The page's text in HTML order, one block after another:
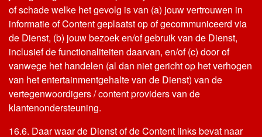
of schade welke het gevolg is van (a) jouw vertrouwen in
informatie of Content geplaatst op of gecommuniceerd via
de Dienst, (b) jouw bezoek en/of gebruik van de Dienst,
inclusief de functionaliteiten daarvan, en/of (c) door of
vanwege het handelen (al dan niet gericht op het verhogen
van het entertainmentgehalte van de Dienst) van de
vertegenwoordigers / content providers van de
klantenondersteuning.
16.6. Daar waar de Dienst of de Content links bevat naar